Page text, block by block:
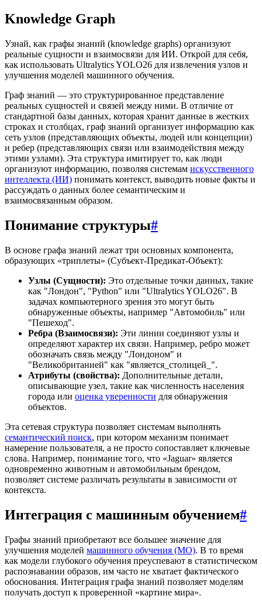
Knowledge Graph
Узнай, как графы знаний (knowledge graphs) организуют
реальные сущности и взаимосвязи для ИИ. Открой для себя,
как использовать Ultralytics YOLO26 для извлечения узлов и
улучшения моделей машинного обучения.
Граф знаний — это структурированное представление
реальных сущностей и связей между ними. В отличие от
стандартной базы данных, которая хранит данные в жестких
строках и столбцах, граф знаний организует информацию как
сеть узлов (представляющих объекты, людей или концепции)
и ребер (представляющих связи или взаимодействия между
этими узлами). Эта структура имитирует то, как люди
организуют информацию, позволяя системам искусственного
интеллекта (ИИ) понимать контекст, выводить новые факты и
рассуждать о данных более семантическим и
взаимосвязанным образом.
Понимание структуры#
В основе графа знаний лежат три основных компонента,
образующих «триплеты» (Субъект-Предикат-Объект):
Узлы (Сущности): Это отдельные точки данных, такие
как "Лондон", "Python" или "Ultralytics YOLO26". В
задачах компьютерного зрения это могут быть
обнаруженные объекты, например "Автомобиль" или
"Пешеход".
Ребра (Взаимосвязи): Эти линии соединяют узлы и
определяют характер их связи. Например, ребро может
обозначать связь между "Лондоном" и
"Великобританией" как "является_столицей_".
Атрибуты (свойства): Дополнительные детали,
описывающие узел, такие как численность населения
города или оценка уверенности для обнаружения
объектов.
Эта сетевая структура позволяет системам выполнять
семантический поиск, при котором механизм понимает
намерение пользователя, а не просто сопоставляет ключевые
слова. Например, понимание того, что «Jaguar» является
одновременно животным и автомобильным брендом,
позволяет системе различать результаты в зависимости от
контекста.
Интеграция с машинным обучением#
Графы знаний приобретают все большее значение для
улучшения моделей машинного обучения (МО). В то время
как модели глубокого обучения преуспевают в статистическом
распознавании образов, им часто не хватает фактического
обоснования. Интеграция графа знаний позволяет моделям
получать доступ к проверенной «картине мира».